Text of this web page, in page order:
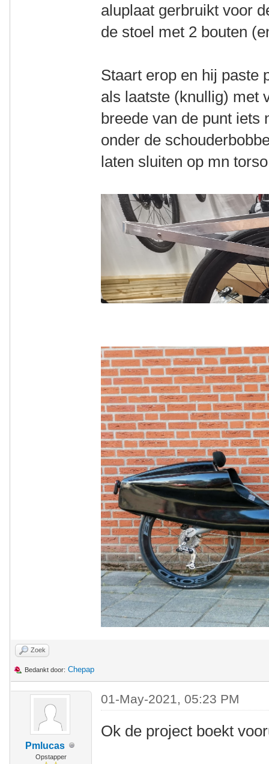
aluplaat gerbruikt voor
de stoel met 2 bouten
Staart erop en hij paste
als laatste (knullig) met
breede van de punt iets
onder de
laten sluiten op mn
Zoek
Bedankt door: Chepap
Pmlucas
Opstapper
01-May-2021, 05:23 PM
Ok de project boekt